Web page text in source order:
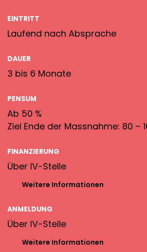
EINTRITT
Laufend nach Absprache
DAUER
3 bis 6 Monate
PENSUM
Ab 50 %
Ziel Ende der Massnahme: 80 –
FINANZIERUNG
Über IV-Stelle
Weitere Informationen
ANMELDUNG
Über IV-Stelle
Weitere Informationen